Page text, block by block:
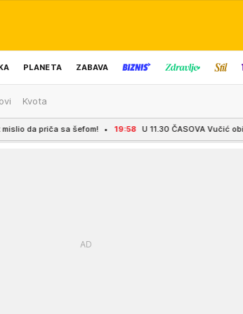
PLANETA ZABAVA
Kvota
sa šefom! 19:58 U 11.30 ČASOVA Vučić obilazi radove